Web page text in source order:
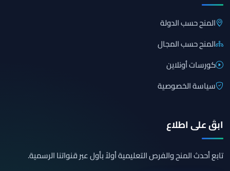
المنح حسب الدولة
المنح حسب المجال
كورسات أونلاين
سياسة الخصوصية
ابقَ على اطلاع
تابع أحدث المنح والفرص التعليمية أولاً بأول عبر قنواتنا الرسمية.